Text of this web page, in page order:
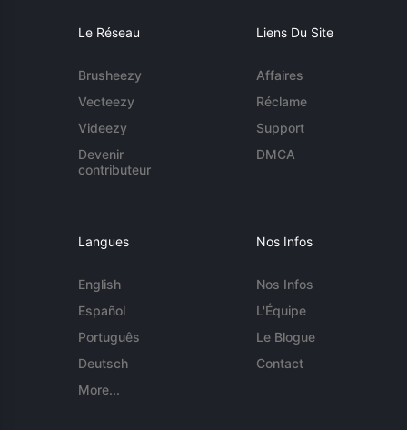
Le Réseau
Brusheezy
Vecteezy
Videezy
Devenir
contributeur
Liens Du Site
Affaires
Réclame
Support
DMCA
Langues
English
Español
Português
Deutsch
More...
Nos Infos
Nos Infos
L'Équipe
Le Blogue
Contact